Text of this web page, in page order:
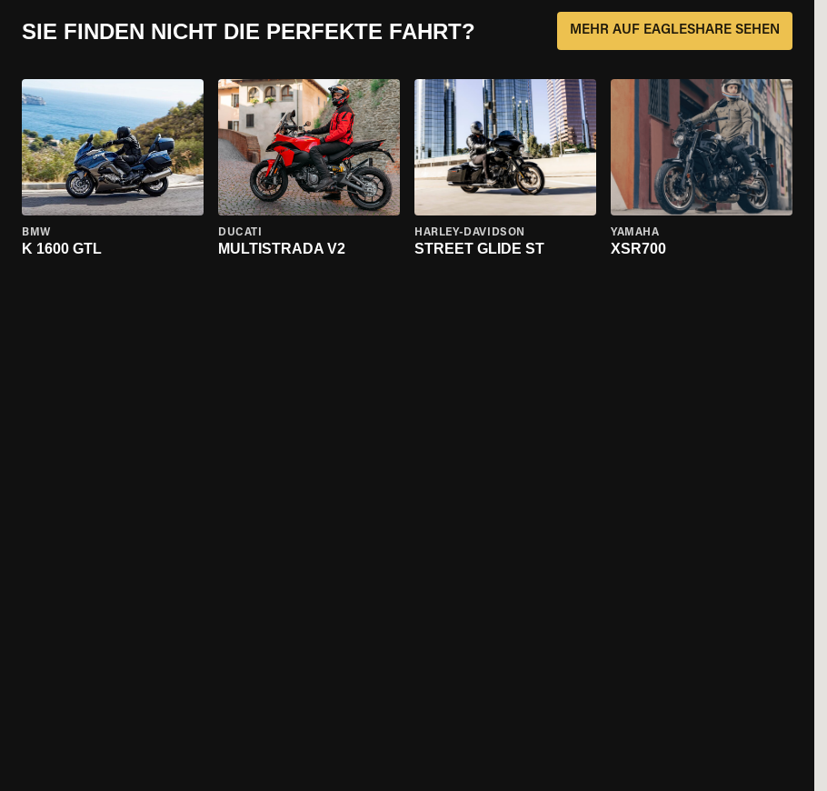
SIE FINDEN NICHT DIE PERFEKTE FAHRT? MEHR AUF EAGLESHARE SEHEN
BMW
K 1600 GTL
DUCATI
MULTISTRADA V2
HARLEY-DAVIDSON
STREET GLIDE ST
YAMAHA
XSR700